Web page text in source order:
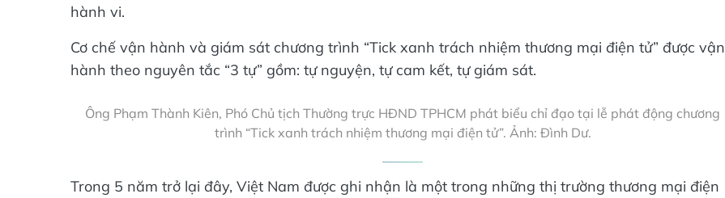
hành vi.
Cơ chế vận hành và giám sát chương trình “Tick xanh trách nhiệm thương mại điện tử” được vận
hành theo nguyên tắc “3 tự” gồm: tự nguyện, tự cam kết, tự giám sát.
Ông Phạm Thành Kiên, Phó Chủ tịch Thường trực HĐND TPHCM phát biểu chỉ đạo tại lễ phát động chương
trình “Tick xanh trách nhiệm thương mại điện tử”. Ảnh: Đình Dư.
Trong 5 năm trở lại đây, Việt Nam được ghi nhận là một trong những thị trường thương mại điện